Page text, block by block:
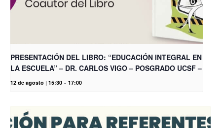
PRESENTACIÓN DEL LIBRO: “EDUCACIÓN INTEGRAL EN
LA ESCUELA” – DR. CARLOS VIGO – POSGRADO UCSF –
12 de agosto | 15:30 - 17:00